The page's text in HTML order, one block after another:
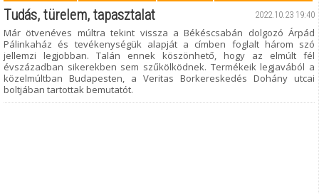
2022.10.23 19:40
Tudás, türelem, tapasztalat
Már ötvenéves múltra tekint vissza a Békéscsabán dolgozó Árpád
Pálinkaház és tevékenységük alapját a címben foglalt három szó
jellemzi legjobban. Talán ennek köszönhető, hogy az elmúlt fél
évszázadban sikerekben sem szűkölködnek. Termékeik legjavából a
közelmúltban Budapesten, a Veritas Borkereskedés Dohány utcai
boltjában tartottak bemutatót.